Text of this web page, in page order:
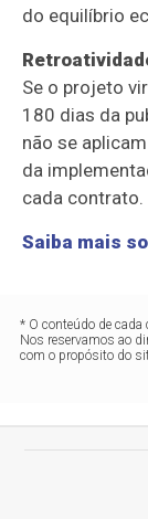
do equilíbrio
Se o projeto
180 dias da
não se
da
cada contrato.
Saiba mais
* O conteúdo de cada
Nos reservamos ao
com o propósito do